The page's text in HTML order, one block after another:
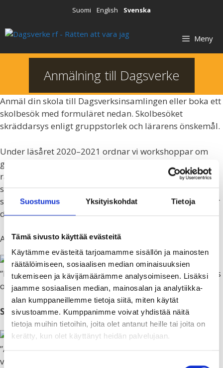
Suostumus Yksityiskohdat Tietoja
Tämä sivusto käyttää evästeitä
Käytämme evästeitä tarjoamamme sisällön ja mainosten
räätälöimiseen, sosiaalisen median ominaisuuksien
tukemiseen ja kävijämäärämme analysoimiseen. Lisäksi
jaamme sosiaalisen median, mainosalan ja analytiikka-
alan kumppaneillemme tietoja siitä, miten käytät
sivustoamme. Kumppanimme voivat yhdistää näitä
tietoja muihin tietoihin, joita olet antanut heille tai joita on
kerätty, kun olet käyttänyt heidän palvelujaan.
Suostumuksen
innehåll
Suomi English Svenska
Meny
Anmälning till Dagsverke
Anmäl din skola till Dagsverksinsamlingen eller boka ett
skolbesök med formuläret nedan. Skolbesöket
skräddarsys enligt gruppstorlek och lärarens önskemål.
Under läsåret 2020–2021 ordnar vi workshoppar om
global fostran i första hand på distans på grund av den
rådande coronasituationen. Det går även att beställa
skolbesök som förverkligas som närundervisning, ifall
situationen och anvisningarna för just din region tillåter
det.Läs mer om workshopparsom Dagsverke erbjuder.
ANMÄLNING TILL DAGSVERKE
”Dagsverke är ett sätt att göra världen till en bättre plats
och påverka saker som andra kanske ännu inte gör.”
Sakke, 18, Juva
”Alla mår säkert bättre, när de känner sig lika mycket
värda som andra.”